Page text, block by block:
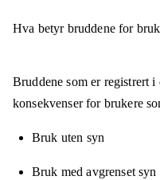
Hva betyr bruddene for
Bruddene som er registrert
konsekvenser for brukere
Bruk uten syn
Bruk med avgrenset syn